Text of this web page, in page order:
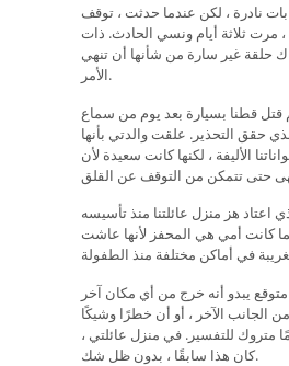
نادرة ، لكن عندما حدثت ، توقف
مرت ثلاثة أيام ونسي الحادث. ذات
حلقة غير سارة من شأنها أن تنهي
الأمر.
قطنا بسيارة بعد يوم من سماع
حقق التحذير. علقت والدتي بأنها
الأليفة ، لكنها كانت سعيدة لأن
هز منزل عائلتنا منذ تأسيسه
كانت أمي هي المحفز لأنها عاشت
يبدو أنه خرج من أي مكان آخر
الجانب الآخر ، أو أن خطرًا وشيكًا
متروك للتفسير. في منزل عائلتي ،
كان هذا سابقًا ، بدون ظل شك.